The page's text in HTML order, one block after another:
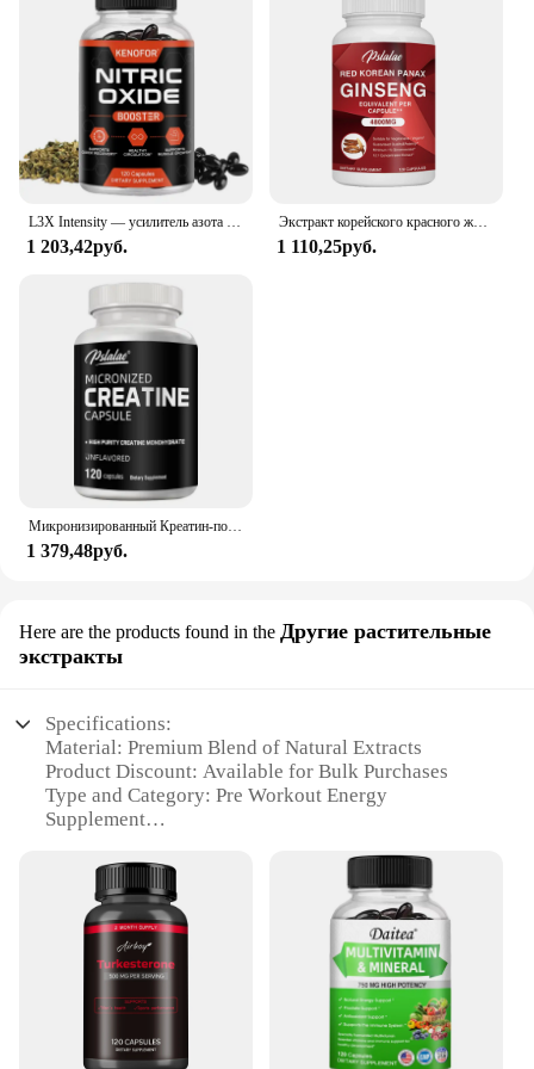
the best performance and property. With our sets
available for sale, you can confidently offer a
product that meets the high standards of both
athletes and fitness professionals. Join us in
providing the ultimate energy boost for those who
push their limits.
L3X Intensity — усилитель азота премиум-класса для поддержки мышц, чтобы помочь увеличить силу и энергию, для пошпарных тренировок
1 203,42руб.
Экстракт корейского красного женьшеня для повышения энергии, памяти и производительности-для мужчин и женщин-120 капсул
1 110,25руб.
Микронизированный Креатин-поддерживает энергию и выносливость, наращивает мышечную массу и улучшает спортивные характеристики-120 капсул
1 379,48руб.
Here are the products found in the Другие растительные
экстракты
Specifications:
Material: Premium Blend of Natural Extracts
Product Discount: Available for Bulk Purchases
Type and Category: Pre Workout Energy
Supplement
Usage and Purpose: Enhances Energy and
Endurance for Workouts
Typical Adaptive Scenario: Gym, Fitness Training,
Sports Activities
Shape or Size or Weight or Quantity: 30 Servings
per Container
Performance and Property: Rapid Absorption, Long-
Lasting Energy Boost